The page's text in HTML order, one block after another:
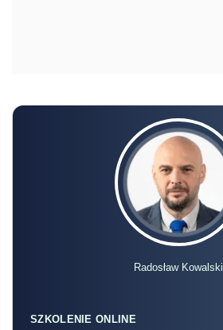
Radosław Kowalski
SZKOLENIE ONLINE